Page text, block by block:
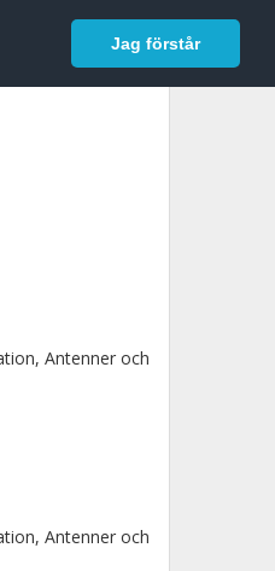
Jag förstår
Logga in
Antenner och
Antenner och